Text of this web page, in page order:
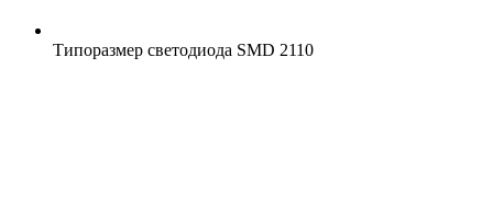
Типоразмер светодиода SMD 2110